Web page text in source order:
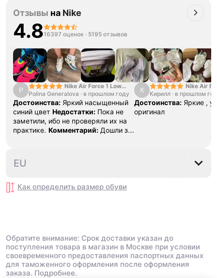
Отзывы на Nike
4.816397 оценок · 5195 отзывов
P
Nike Air Force 1 Low
College Pack White
Blue
Polina Generalova · в прошлом году
Достоинства: Яркий насыщенный
синий цвет Недостатки: Пока не
заметили, ибо не проверяли их на
практике. Комментарий: Дошли за
К
Nike Air
Yellow
Кирилл · в прошлом
Достоинства: Яркие ,
оригинал
EU
Как определить размер обуви
Обратите внимание: Срок доставки указан до
поступления товара в магазин в Москве при условии
своевременного предоставления паспортных данных
для таможенного оформления после оформления
заказа. Подробнее.